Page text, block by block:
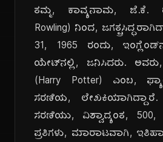
ತಮ್ಮ, ಕಾವ್ಯನಾಮ, ಜೆ.ಕೆ.
Rowling) ನಿಂದ,
31, 1965 ರಂದು,
ಯೇಟ್‌ನಲ್ಲಿ, ಜನಿಸಿದರು.
(Harry Potter) ಎಂಬ,
ಸರಣಿಯ,
ಸರಣಿಯು, ವಿಶ್ವಾದ್ಯಂತ, 500,
ಪ್ರತಿಗಳು, ಮಾರಾಟವಾಗಿ,